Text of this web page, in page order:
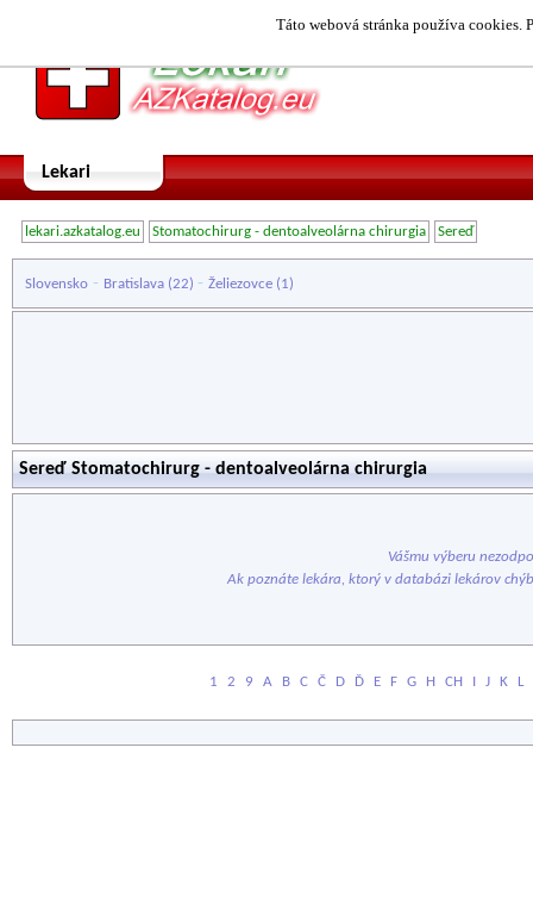
Táto webová stránka používa cookies.
Lekari
lekari.azkatalog.eu Stomatochirurg - dentoalveolárna chirurgia Sereď
Slovensko - Bratislava (22) - Želiezovce (1)
Sereď Stomatochirurg - dentoalveolárna chirurgia
Vášmu výberu
Ak poznáte lekára, ktorý v databázi lekárov
1 2 9 A B C Č D Ď E F G H CH I J K L